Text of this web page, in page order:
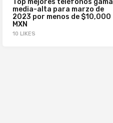
Top mejores teléfonos gama
media-alta para marzo de
2023 por menos de $10,000
MXN
10 LIKES